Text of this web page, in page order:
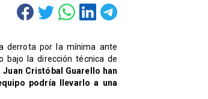
derrota por la mínima ante
bajo la dirección técnica de
Juan Cristóbal Guarello han
podría llevarlo a una